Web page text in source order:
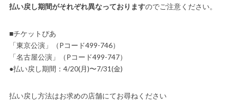
払い戻し期間がそれぞれ異なっておりますのでご注意ください。
■チケットぴあ
「東京公演」（Pコード499-746）
「名古屋公演」（Pコード499-747）
●払い戻し期間：4/20(月)〜7/31(金)
払い戻し方法はお求めの店舗にてお尋ねください